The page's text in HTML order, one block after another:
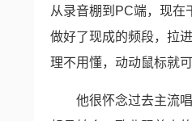
从录音棚到PC端，现在
做好了现成的频段，拉
理不用懂，动动鼠标就
他很怀念过去主流